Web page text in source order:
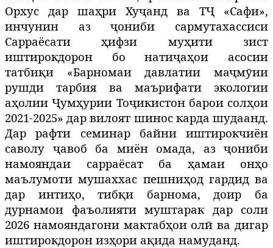
Орхус дар шаҳри Хуҷанд ва ТҶ «Сафи»,
инчунин аз ҷониби сармутахассиси
Сарраёсати ҳифзи муҳити зист
иштирокдорон бо натиҷаҳои асосии
татбиқи «Барномаи давлатии маҷмӯии
рушди тарбия ва маърифати экологии
аҳолии Ҷумҳурии Тоҷикистон барои солҳои
2021-2025» дар вилоят шинос карда шудаанд.
Дар рафти семинар байни иштирокчиён
саволу ҷавоб ба миён омада, аз ҷониби
намояндаи сарраёсат ба ҳамаи онҳо
маълумоти мушаххас пешниҳод гардид ва
дар интиҳо, тибқи барнома, доир ба
дурнамои фаъолияти муштарак дар соли
2026 намояндагони мактабҳои олӣ ва дигар
иштирокдорон изҳори ақида намуданд.